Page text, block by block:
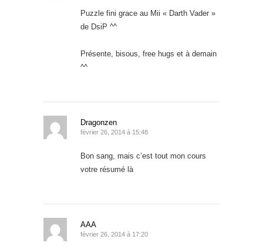
Puzzle fini grace au Mii « Darth Vader »
de DsiP ^^
Présente, bisous, free hugs et à demain
^^
Dragonzen
février 26, 2014 à 15:48
Bon sang, mais c’est tout mon cours
votre résumé là
AAA
février 26, 2014 à 17:20